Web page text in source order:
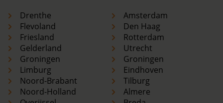
Drenthe
Flevoland
Friesland
Gelderland
Groningen
Limburg
Noord-Brabant
Noord-Holland
Amsterdam
Den Haag
Rotterdam
Utrecht
Groningen
Eindhoven
Tilburg
Almere